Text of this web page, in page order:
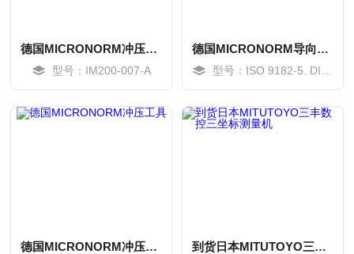
德国MICRONORM冲压工具
型号：IM200-007-A
德国MICRONORM导向元件导管柱
型号：ISO 9182-5. DIN 9825
德国MICRONORM冲压工具 到货日本MITUTOYO三丰数控三坐标测量机